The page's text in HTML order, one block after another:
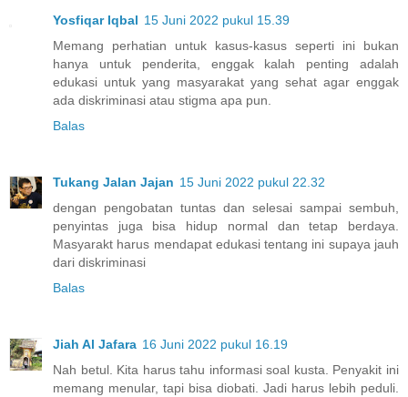
Yosfiqar Iqbal 15 Juni 2022 pukul 15.39
Memang perhatian untuk kasus-kasus seperti ini bukan
hanya untuk penderita, enggak kalah penting adalah
edukasi untuk yang masyarakat yang sehat agar enggak
ada diskriminasi atau stigma apa pun.
Balas
Tukang Jalan Jajan 15 Juni 2022 pukul 22.32
dengan pengobatan tuntas dan selesai sampai sembuh,
penyintas juga bisa hidup normal dan tetap berdaya.
Masyarakt harus mendapat edukasi tentang ini supaya jauh
dari diskriminasi
Balas
Jiah Al Jafara 16 Juni 2022 pukul 16.19
Nah betul. Kita harus tahu informasi soal kusta. Penyakit ini
memang menular, tapi bisa diobati. Jadi harus lebih peduli.